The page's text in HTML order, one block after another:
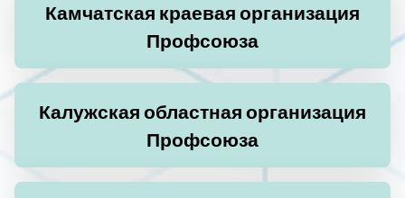
Камчатская краевая организация
Профсоюза
Калужская областная организация
Профсоюза